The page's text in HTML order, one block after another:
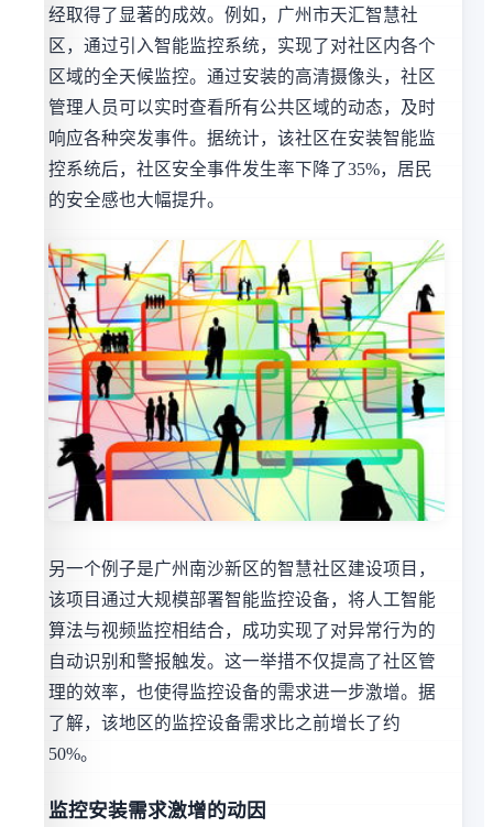
经取得了显著的成效。例如，广州市天汇智慧社
区，通过引入智能监控系统，实现了对社区内各个
区域的全天候监控。通过安装的高清摄像头，社区
管理人员可以实时查看所有公共区域的动态，及时
响应各种突发事件。据统计，该社区在安装智能监
控系统后，社区安全事件发生率下降了35%，居民
的安全感也大幅提升。
另一个例子是广州南沙新区的智慧社区建设项目，
该项目通过大规模部署智能监控设备，将人工智能
算法与视频监控相结合，成功实现了对异常行为的
自动识别和警报触发。这一举措不仅提高了社区管
理的效率，也使得监控设备的需求进一步激增。据
了解，该地区的监控设备需求比之前增长了约
50%。
监控安装需求激增的动因